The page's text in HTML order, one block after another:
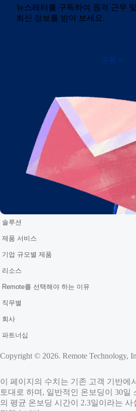
뉴스레터를 구독하여 원격 근무
최신 정보를 받아 보세요.
구독
솔루션
제품 서비스
기업 규모별 제품
리소스
Remote를 선택해야 하는 이유
직무별
회사
파트너십
Copyright © 2026. Remote Technology,
이 페이지의 수치는 기존 고객 기반에
토대로 하며, 일반적인 온보딩이 30일
의 평균 온보딩 시간이 2.3일이라는